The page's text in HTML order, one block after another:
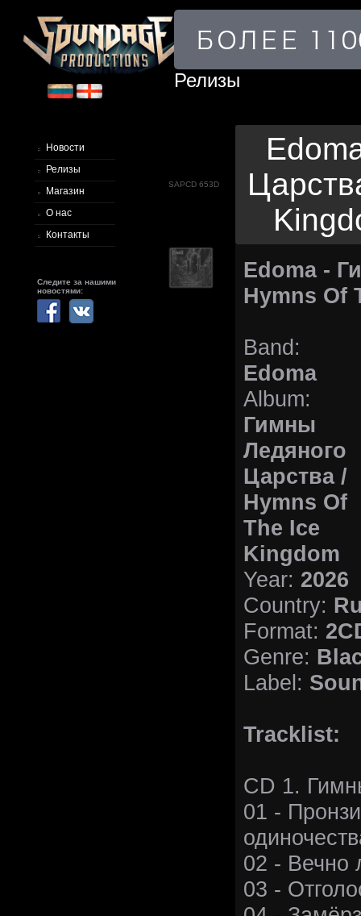
Новости
Релизы
Магазин
О нас
Контакты
Следите за нашими
новостями:
Релизы
SAPCD 653D
Edoma -
Hymns Of
Band:
Edoma
Album:
Гимны
Ледяного
Царства /
Hymns Of
The Ice
Kingdom
Year: 2026
Country:
Format:
Genre:
Label:
Tracklist:
CD 1.
01 -
02 - Вечно
03 -